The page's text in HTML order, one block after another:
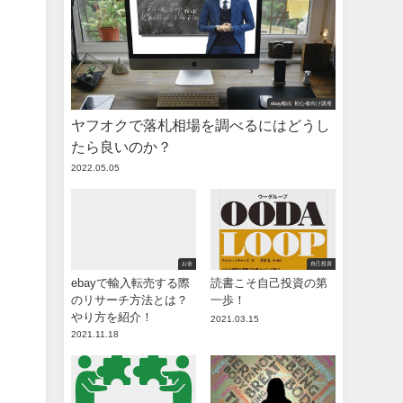
ebay輸出 初心者向け講座
ヤフオクで落札相場を調べるにはどうし
たら良いのか？
2022.05.05
お金
ebayで輸入転売する際
のリサーチ方法とは？
やり方を紹介！
2021.11.18
自己投資
読書こそ自己投資の第
一歩！
2021.03.15